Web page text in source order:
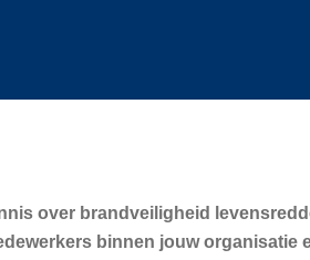
over brandveiligheid
binnen jouw organisatie